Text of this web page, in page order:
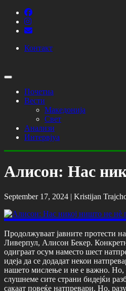
Контакт
Почетна
Вести
Македонија
Свет
Анализи
Интервјуа
Алисон: Нас
September 17, 2024 | Kristijan
Продолжуваат јавните протести
Ливерпул, Алисон Бекер.
одиграат осум наместо шест
идеја да се додадат некои
нашето мислење и не е важно. Но,
слушнеме сите страни бидејќи
сакаат повеќе натпревари. Но,